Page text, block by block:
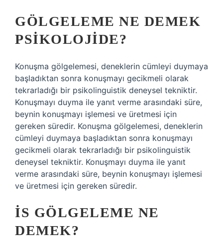
GÖLGELEME NE DEMEK
PSIKOLOJIDE?
Konuşma gölgelemesi, deneklerin cümleyi duymaya
başladıktan sonra konuşmayı gecikmeli olarak
tekrarladığı bir psikolinguistik deneysel tekniktir.
Konuşmayı duyma ile yanıt verme arasındaki süre,
beynin konuşmayı işlemesi ve üretmesi için
gereken süredir. Konuşma gölgelemesi, deneklerin
cümleyi duymaya başladıktan sonra konuşmayı
gecikmeli olarak tekrarladığı bir psikolinguistik
deneysel tekniktir. Konuşmayı duyma ile yanıt
verme arasındaki süre, beynin konuşmayı işlemesi
ve üretmesi için gereken süredir.
İS GÖLGELEME NE
DEMEK?